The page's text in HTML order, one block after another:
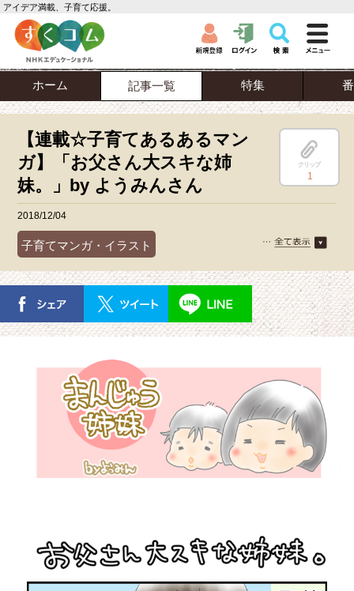
アイデア満載、子育て応援。
ホーム 記事一覧 特集
【連載☆子育てあるあるマン
ガ】「お父さん大スキな姉
妹。」by ようみんさん
クリップ
1
2018/12/04
子育てマンガ・イラスト